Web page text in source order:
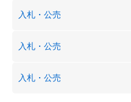
入札・公売
入札・公売
入札・公売